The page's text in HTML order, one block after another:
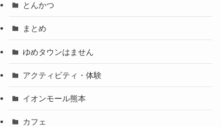
とんかつ
まとめ
ゆめタウンはません
アクティビティ・体験
イオンモール熊本
カフェ